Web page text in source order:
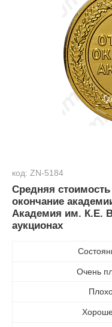
код: ZN-5184
Средняя
окончание
Академия им. К.Е.
аукционах
Очень